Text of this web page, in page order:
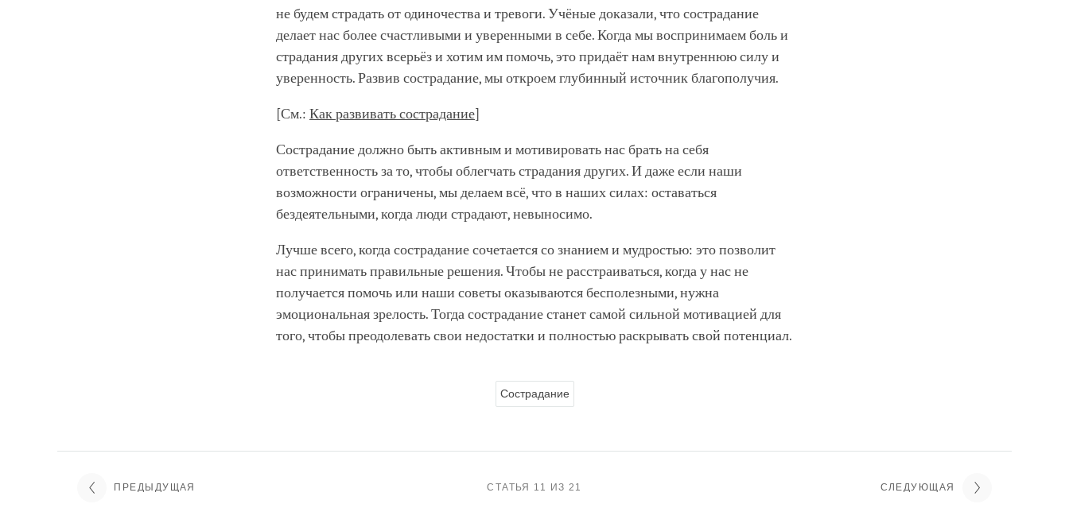
не будем страдать от одиночества и тревоги. Учёные доказали, что сострадание
делает нас более счастливыми и уверенными в себе. Когда мы воспринимаем боль и
страдания других всерьёз и хотим им помочь, это придаёт нам внутреннюю силу и
уверенность. Развив сострадание, мы откроем глубинный источник благополучия.
[См.: Как развивать сострадание]
Сострадание должно быть активным и мотивировать нас брать на себя
ответственность за то, чтобы облегчать страдания других. И даже если наши
возможности ограничены, мы делаем всё, что в наших силах: оставаться
бездеятельными, когда люди страдают, невыносимо.
Лучше всего, когда сострадание сочетается со знанием и мудростью: это позволит
нас принимать правильные решения. Чтобы не расстраиваться, когда у нас не
получается помочь или наши советы оказываются бесполезными, нужна
эмоциональная зрелость. Тогда сострадание станет самой сильной мотивацией для
того, чтобы преодолевать свои недостатки и полностью раскрывать свой потенциал.
Сострадание
ПРЕДЫДУЩАЯ СТАТЬЯ 11 ИЗ 21 СЛЕДУЮЩАЯ